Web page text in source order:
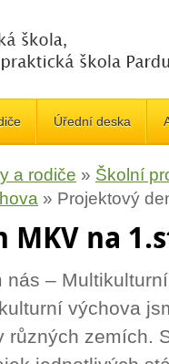
Úřední deska
a rodiče » Školní
» Projektový
MKV na
nás –
výchova
různých zemích.